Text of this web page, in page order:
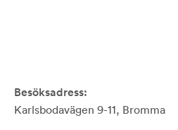
Besöksadress:
Karlsbodavägen 9-11, Bromma